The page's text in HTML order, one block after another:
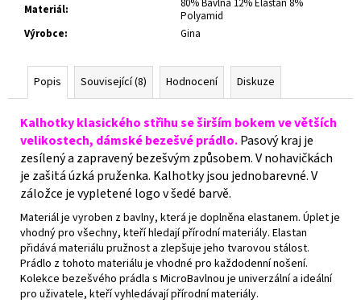
Materiál:
Polyamid
Výrobce: Gina
Popis Související (8) Hodnocení Diskuze
Kalhotky klasického střihu se širším bokem ve větších
velikostech, dámské bezešvé prádlo.Pasový kraj je
zesílený a zapravený bezešvým způsobem. V nohavičkách
je zašitá úzká pruženka. Kalhotky jsou jednobarevné. V
záložce je vypletené logo v šedé barvě.
Materiál je vyroben z bavlny, která je doplněna elastanem. Úplet je
vhodný pro všechny, kteří hledají přírodní materiály. Elastan
přidává materiálu pružnost a zlepšuje jeho tvarovou stálost.
Prádlo z tohoto materiálu je vhodné pro každodenní nošení.
Kolekce bezešvého prádla s MicroBavlnou je univerzální a ideální
pro uživatele, kteří vyhledávají přírodní materiály.